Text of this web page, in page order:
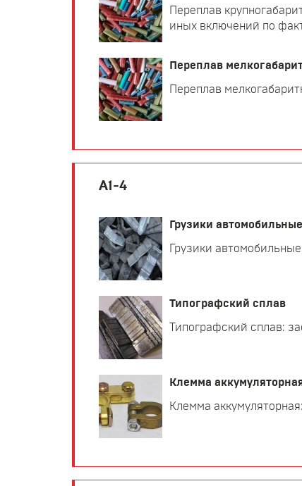
Переплав
иных включений по
Переплав
Переплав
А1-4
Грузики автомобильные
Грузики
Типографский сплав
Типографский сплав:
Клемма
Клемма